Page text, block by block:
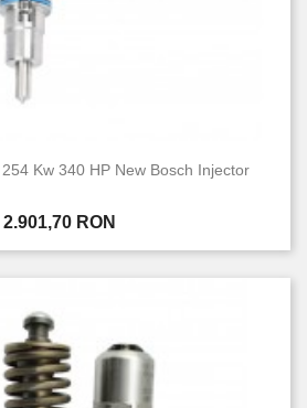
Kw 340 HP New Bosch Injector
Pret
2.901,70 RON